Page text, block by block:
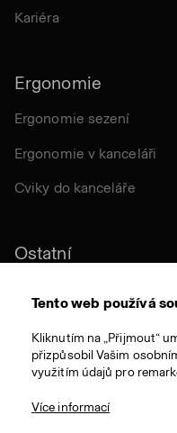
Kariéra
Ergonomie
Ergonomie sezení
Ergonomie v kanceláři
Cviky do kanceláře
Ostatní
Látky a materiály
Tento web používá
Kliknutím na „Přijmout“
přizpůsobil Vašim
využitím údajů pro
Více informací